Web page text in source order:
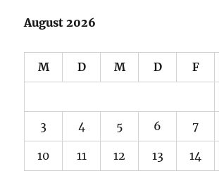
August 2026
M D M D F
3 4 5 6 7
10 11 12 13 14